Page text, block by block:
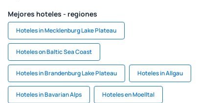
Mejores hoteles - regiones
Hoteles in Mecklenburg Lake Plateau
Hoteles on Baltic Sea Coast
Hoteles in Brandenburg Lake Plateau Hoteles in Allgau
Hoteles in Bavarian Alps Hoteles en Moelltal